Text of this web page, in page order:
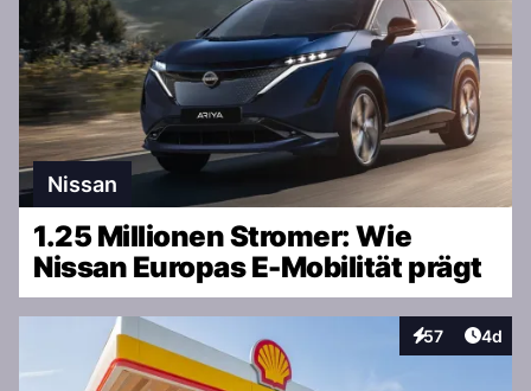
Nissan
1.25 Millionen Stromer: Wie
Nissan Europas E-Mobilität prägt
57
Interaktionen
4d